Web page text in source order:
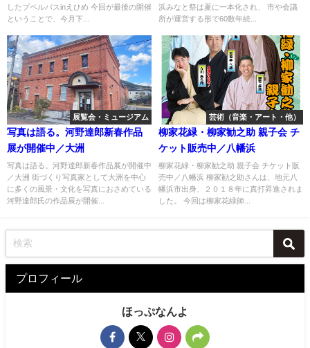
したプペルバスinえひめ 今回が最後の開催
ということで、今月下...
浜みなと祭は夏に一本化され、 市や会議
所が運営する形で60数年続...
展覧会・ミュージアム
写真は語る。河野達郎新春作品
展が開催中／大洲
写真は語る。河野達郎新春作品展が開催中
／大洲 街づくり写真家として大洲を中心
に多くの風景・文化を写真におさめている
河野達郎氏の作品展が開催...
芸術（音楽・アート・他）
柳家花緑・柳家勧之助 親子会 チ
ケット販売中／八幡浜
柳家花緑・柳家勧之助 親子会 チケット販
売中／八幡浜 柳家勧之助さんは、地元八
幡浜市出身、２０１８年に真打昇進されま
した。 今回は柳家花緑師...
プロフィール
ほっぷなんよ